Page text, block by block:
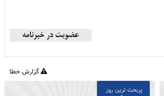
گزارش خطا
پربحث ترین روز